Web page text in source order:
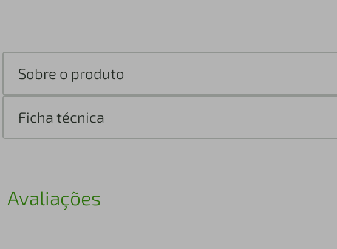
Sobre o produto
Ficha técnica
Avaliações